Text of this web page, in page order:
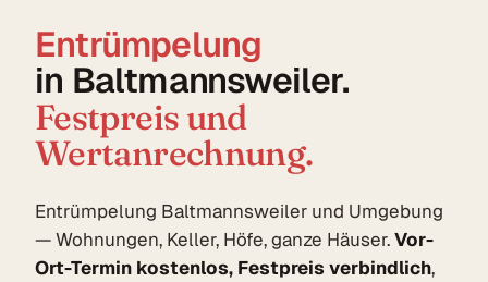
Entrümpelung
in Baltmannsweiler.
Festpreis und
Wertanrechnung.
Entrümpelung Baltmannsweiler und Umgebung
— Wohnungen, Keller, Höfe, ganze Häuser.Vor-
Ort-Termin kostenlos, Festpreis verbindlich,